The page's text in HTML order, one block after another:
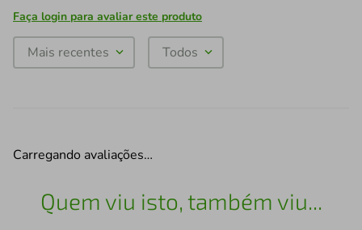
Faça login para avaliar este produto
Mais recentes Todos
Carregando avaliações…
Quem viu isto, também viu...